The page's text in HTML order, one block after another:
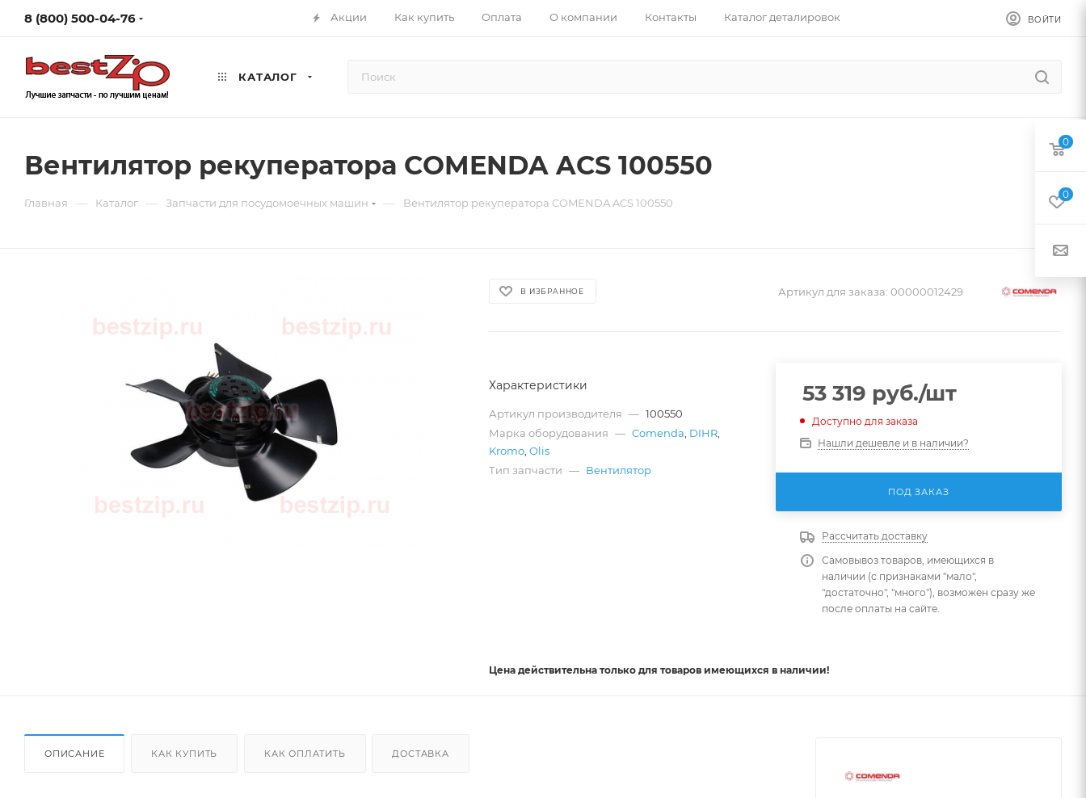
8 (800) 500-04-76 Акции Как купить Оплата О компании Контакты Каталог деталировок ВОЙТИ
КАТАЛОГ
Вентилятор рекуператора COMENDA ACS 100550
Главная — Каталог — Запчасти для посудомоечных машин — Вентилятор рекуператора COMENDA ACS 100550
В ИЗБРАННОЕ Артикул для заказа: 00000012429
Характеристики
Артикул производителя — 100550
Марка оборудования — Comenda DIHR
Kromo ,Olis
Тип запчасти — Вентилятор
53 319 руб./шт
Доступно для заказа
Нашли дешевле и в наличии?
ПОД ЗАКАЗ
Рассчитать доставку
Самовывоз товаров, имеющихся в
наличии (с признаками "мало",
"достаточно", "много"), возможен сразу же
после оплаты на сайте.
Цена действительна только для товаров имеющихся в наличии!
ОПИСАНИЕ КАК КУПИТЬ КАК ОПЛАТИТЬ ДОСТАВКА
0
0